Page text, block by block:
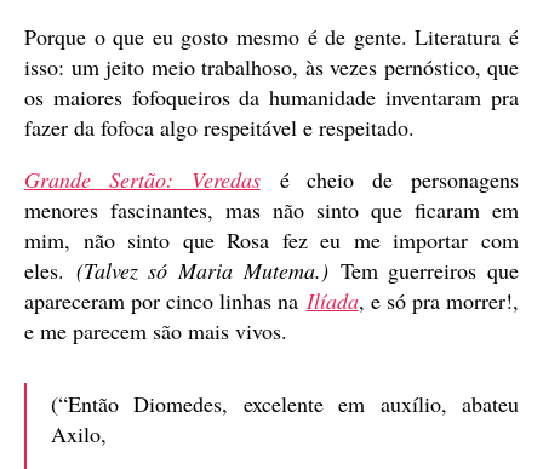
Porque o que eu gosto mesmo é de gente. Literatura é
isso: um jeito meio trabalhoso, às vezes pernóstico, que
os maiores fofoqueiros da humanidade inventaram pra
fazer da fofoca algo respeitável e respeitado.
Grande Sertão: Veredasé cheio de personagens
menores fascinantes, mas não sinto que ficaram em
mim, não sinto que Rosa fez eu me importar com
eles. (Talvez só Maria Mutema.)Tem guerreiros que
apareceram por cinco linhas na Ilíada, e só pra morrer!,
e me parecem são mais vivos.
(“Então Diomedes, excelente em auxílio, abateu
Axilo,